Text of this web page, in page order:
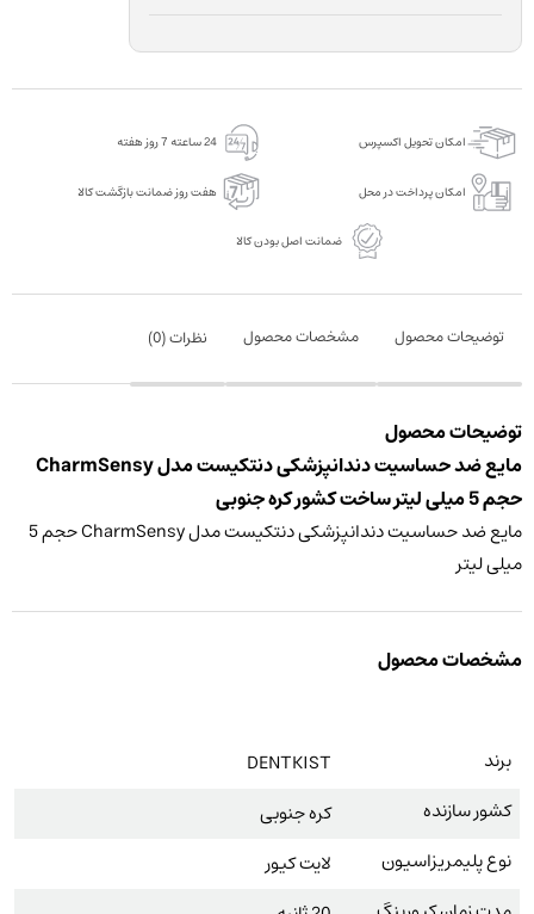
امکان تحویل اکسپرس 24 ساعته 7 روز هفته
امکان پرداخت در محل هفت روز ضمانت بازگشت کالا
ضمانت اصل بودن کالا
توضیحات محصول مشخصات محصول نظرات (0
)
توضیحات محصول
مایع ضد حساسیت دندانپزشکی دنتکیست مدل CharmSensy
حجم 5 میلی لیتر ساخت کشور کره جنوبی
مایع ضد حساسیت دندانپزشکی دنتکیست مدل CharmSensy حجم 5
میلی لیتر
مشخصات محصول
برند
DENTKIST
کشور سازنده
کره جنوبی
نوع پلیمریزاسیون
لایت کیور